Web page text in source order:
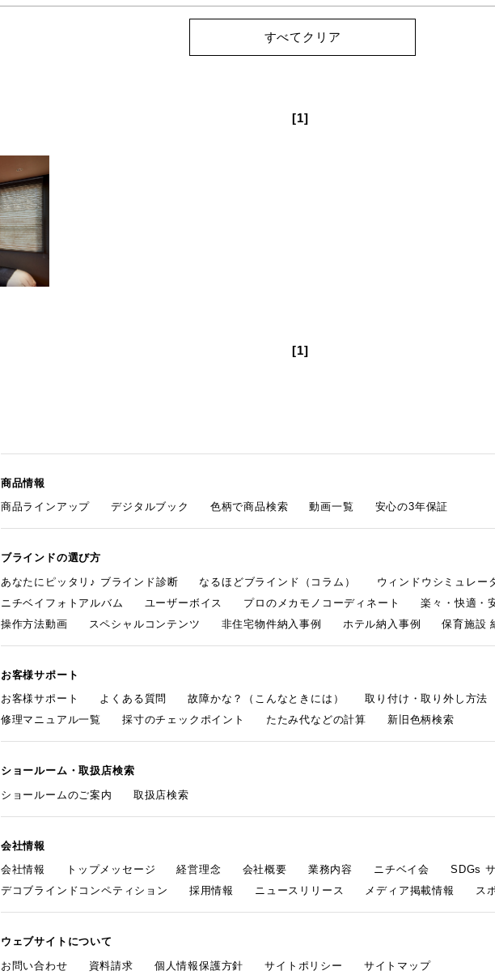
すべてクリア
[1]
[1]
商品情報
商品ラインアップ
デジタルブック 色柄で商品検索 動画一覧 安心の3年保証
ブラインドの選び方
あなたにピッタリ♪ ブラインド診断
なるほどブラインド（コラム） ウィンドウシミュレー
ニチベイフォトアルバム
ユーザーボイス プロのメカモノコーディネート 楽々・快適・
操作方法動画
スペシャルコンテンツ 非住宅物件納入事例 ホテル納入事例 保育施設
お客様サポート
お客様サポート
よくある質問 故障かな？（こんなときには） 取り付け・取り外し方法
修理マニュアル一覧
採寸のチェックポイント たたみ代などの計算 新旧色柄検索
ショールーム・取扱店検索
ショールームのご案内
取扱店検索
会社情報
会社情報
トップメッセージ 経営理念 会社概要 業務内容 ニチベイ会 SDGs
デコブラインドコンペティション
採用情報 ニュースリリース メディア掲載情報 ス
ウェブサイトについて
お問い合わせ
資料請求 個人情報保護方針 サイトポリシー サイトマップ